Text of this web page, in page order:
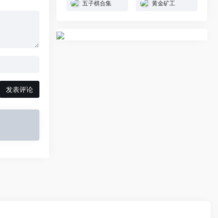
发表评论
五子棋合集 黄金矿工